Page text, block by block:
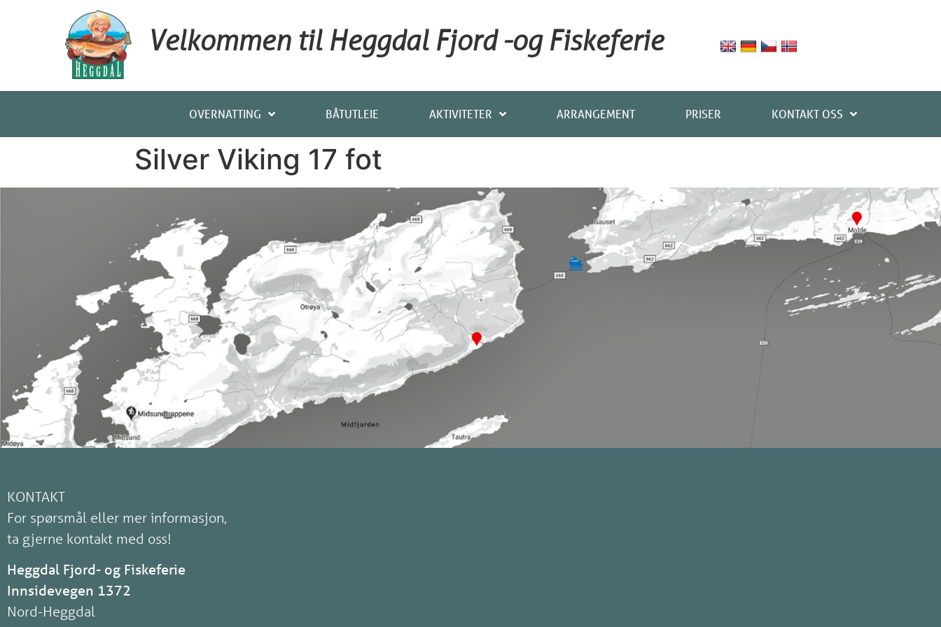
Velkommen til Heggdal Fjord -og Fiskeferie
OVERNATTING BÅTUTLEIE AKTIVITETER ARRANGEMENT PRISER KONTAKT OSS
Silver Viking 17 fot
KONTAKT
For spørsmål eller mer informasjon,
ta gjerne kontakt med oss!
Heggdal Fjord- og Fiskeferie
Innsidevegen 1372
Nord-Heggdal